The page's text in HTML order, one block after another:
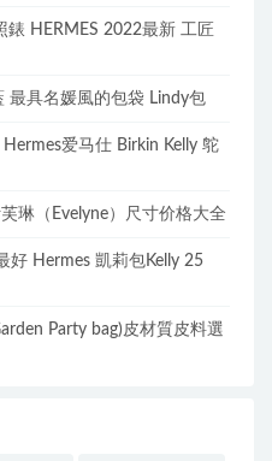
HERMES 2022最新 工匠
最具名媛風的包袋 Lindy包
爱马仕 Birkin Kelly 鸵
琳（Evelyne）尺寸价格大全
好 Hermes 凱莉包Kelly 25
Party bag)皮材質皮料選